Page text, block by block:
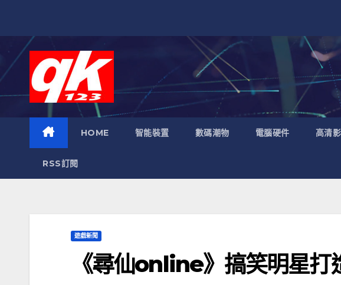
HOME 智能裝置 數碼潮物 電腦硬件 高清
RSS訂閱
遊戲新聞
《尋仙online》搞笑明星打